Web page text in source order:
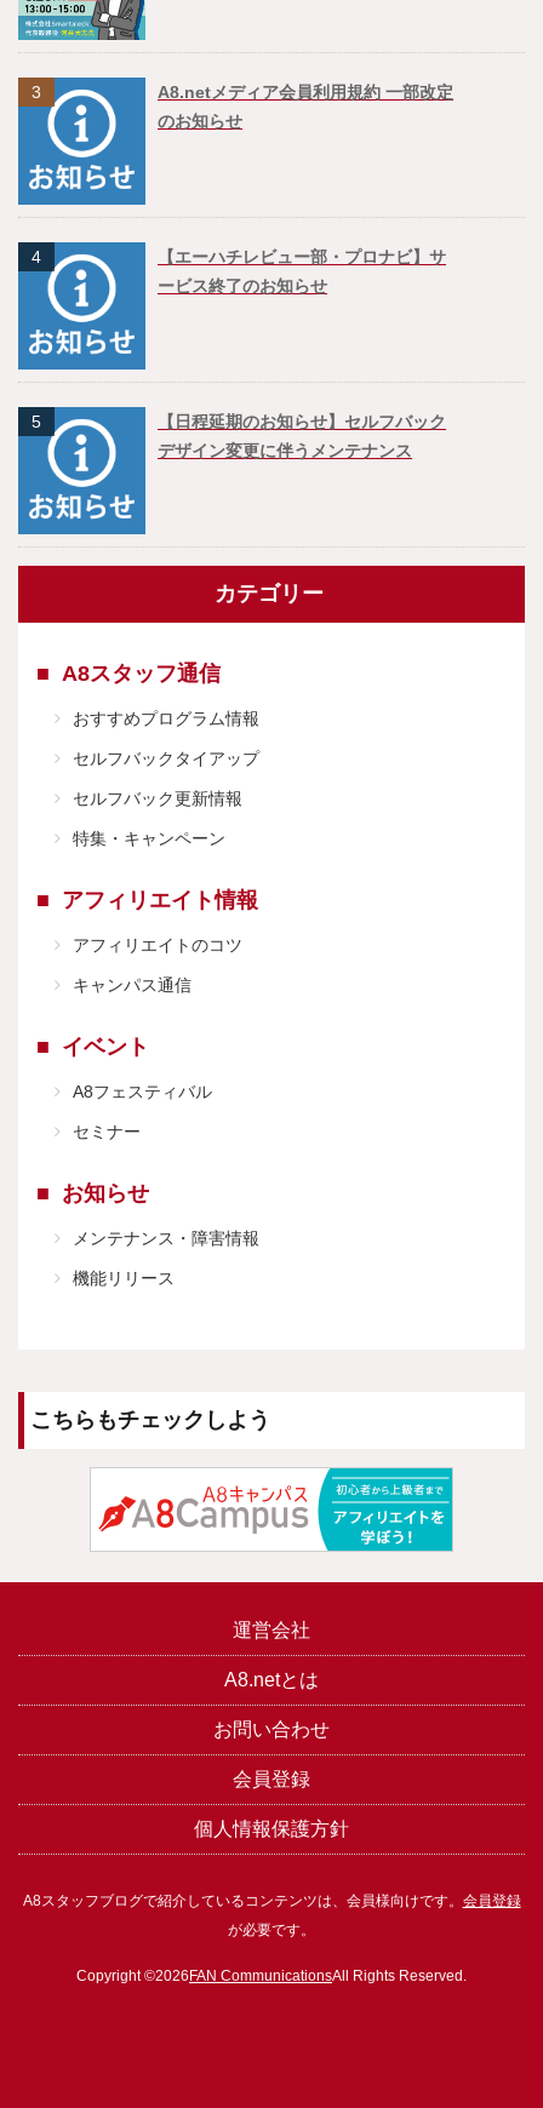
3
A8.netメディア会員利用規約 一部改定
のお知らせ
4
【エーハチレビュー部・プロナビ】サ
ービス終了のお知らせ
5
【日程延期のお知らせ】セルフバック
デザイン変更に伴うメンテナンス
カテゴリー
A8スタッフ通信
おすすめプログラム情報
セルフバックタイアップ
セルフバック更新情報
特集・キャンペーン
アフィリエイト情報
アフィリエイトのコツ
キャンパス通信
イベント
A8フェスティバル
セミナー
お知らせ
メンテナンス・障害情報
機能リリース
こちらもチェックしよう
運営会社
A8.netとは
お問い合わせ
会員登録
個人情報保護方針
A8スタッフブログで紹介しているコンテンツは、会員様向けです。 会員登録
が必要です。
Copyright ©2026 FAN CommunicationsAll Rights Reserved.